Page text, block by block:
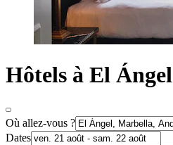
Hôtels à El Ángel
Où allez-vous ?
Dates